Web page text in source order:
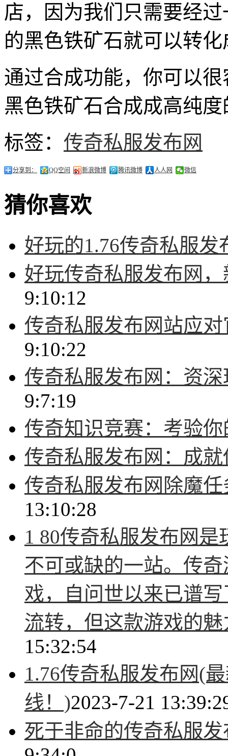
店，因为我们只需要经
的黑色铁矿石就可以转
通过合成功能，你可以
黑色铁矿石合成成高纯
标签： 传奇私服发布网
分享到： QQ空间 新浪微博 腾讯微博 人人网 微信
猜你喜欢
好玩的1.76传奇私服发
好玩传奇私服发布网
9:10:12
传奇私服发布网站应
9:10:22
传奇私服发布网：资
9:7:19
传奇知识竞赛：考验
传奇私服发布网：成
传奇私服发布网除魔
13:10:28
1 80传奇私服发布网
不可或缺的一站。传
戏，自问世以来已谱
流转，但这款游戏的
15:32:54
1.76传奇私服发布网(
线！)2023-7-21
死于非命的传奇私服